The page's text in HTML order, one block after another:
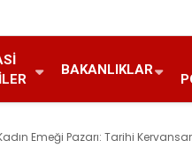
BAKANLIKLAR
Emeği Pazarı: Tarihi